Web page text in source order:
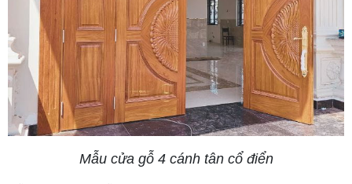
Mẫu cửa gỗ 4 cánh tân cổ điển